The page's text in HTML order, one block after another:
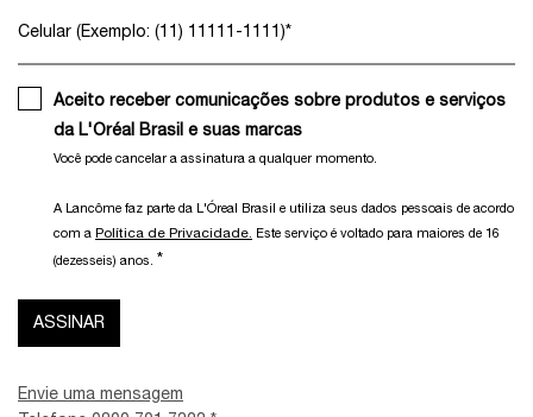
Celular (Exemplo: (11) 11111-1111)*
Aceito receber comunicações sobre produtos e serviços
da L'Oréal Brasil e suas marcas
Você pode cancelar a assinatura a qualquer momento.​
A Lancôme faz parte da L'Óreal Brasil e utiliza seus dados pessoais de acordo
com a Política de Privacidade. Este serviço é voltado para maiores de 16
(dezesseis) anos. *
ASSINAR
Envie uma mensagem